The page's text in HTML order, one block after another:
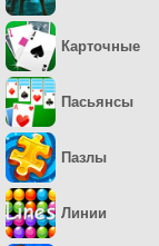
Карточные
Пасьянсы
Пазлы
Линии